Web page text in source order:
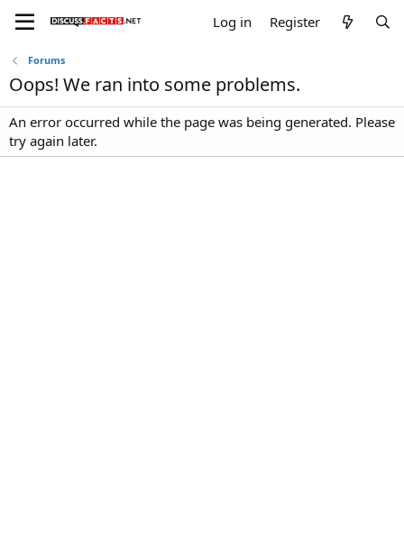
Log in Register
Forums
Oops! We ran into some problems.
An error occurred while the page was being generated. Please
try again later.